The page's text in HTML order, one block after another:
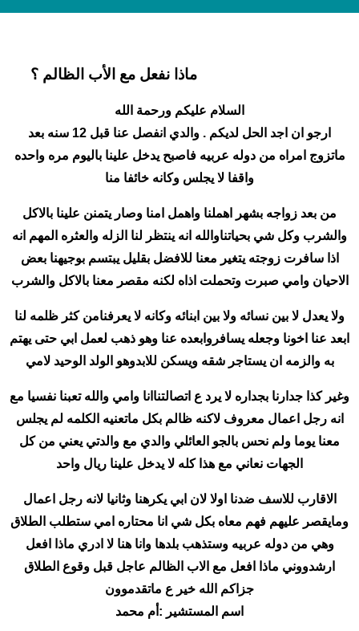
ماذا نفعل مع الأب الظالم ؟
السلام عليكم ورحمة الله
ارجو ان اجد الحل لديكم . والدي انفصل عنا قبل 12 سنه بعد
ماتزوج امراه من دوله عربيه فاصبح يدخل علينا باليوم مره واحده
واقفا لا يجلس وكانه خائفا منا
من بعد زواجه بشهر اهملنا واهمل امنا وصار يتمنن علينا بالاكل
والشرب وكل شي بحياتناوالله انه ينتظر لنا الزله والعثره المهم انه
اذا سافرت زوجته يتغير معنا للافضل بقليل يبتسم بوجيهنا بعض
الاحيان وامي صبرت وتحملت اذاه لكنه مقصر معنا بالاكل والشرب
ولا يعدل لا بين نسائه ولا بين ابنائه وكانه لا يعرفنامن كثر ظلمه لنا
ابعد عنا اخونا وجعله يسافروابعده عنا وهو ذهب لعمل ابي حتى يهتم
به والزمه ان يستاجر شقه ويسكن للابدوهو الولد الوحيد لامي
وغير كذا جدارنا بجداره لا يرد ع اتصالتناانا وامي والله تعبنا نفسيا مع
انه رجل اعمال معروف لاكنه ظالم بكل ماتعنيه الكلمه لم يجلس
معنا يوما ولم نحس بالجو العائلي والدي مع والدتي يعني من كل
الجهات نعاني مع هذا كله لا يدخل علينا ريال واحد
الاقارب للاسف ضدنا اولا لان ابي يكرهنا وثانيا لانه رجل اعمال
ومايقصر عليهم فهم معاه بكل شي انا محتاره امي ستطلب الطلاق
وهي من دوله عربيه وستذهب بلدها وانا هنا لا ادري ماذا افعل
ارشدووني ماذا افعل مع الاب الظالم عاجل قبل وقوع الطلاق
جزاكم الله خير ع ماتقدموون
اسم المستشير :أم محمد